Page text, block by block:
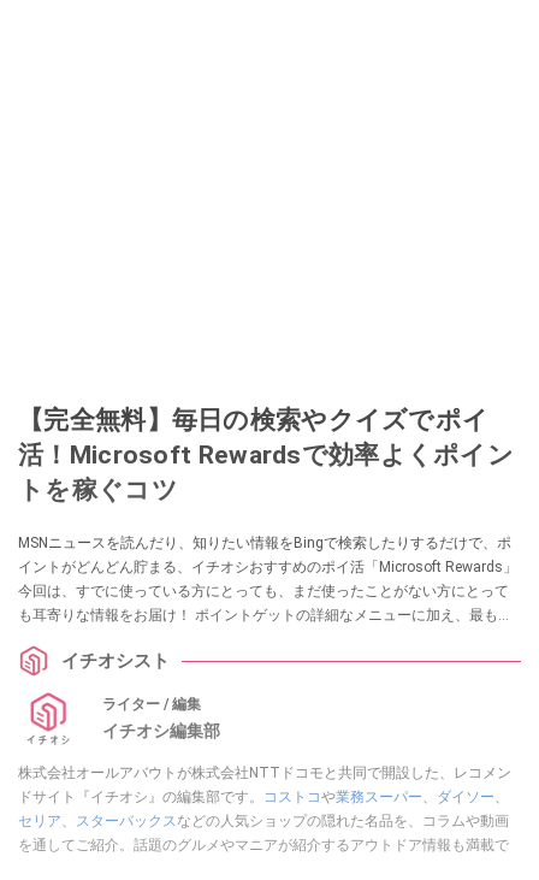
【完全無料】毎日の検索やクイズでポイ
活！Microsoft Rewardsで効率よくポイン
トを稼ぐコツ
MSNニュースを読んだり、知りたい情報をBingで検索したりするだけで、ポ
イントがどんどん貯まる、イチオシおすすめのポイ活「Microsoft Rewards」
今回は、すでに使っている方にとっても、まだ使ったことがない方にとって
も耳寄りな情報をお届け！ ポイントゲットの詳細なメニューに加え、最も簡
機会にチェックしてみてください。
イチオシスト
ライター / 編集
イチオシ編集部
株式会社オールアバウトが株式会社NTTドコモと共同で開設した、レコメン
ドサイト『イチオシ』の編集部です。
コストコや業務スーパー、 ダイソー、
セリア、 スターバックスなどの人気ショップの隠れた名品を、コラムや動画
を通してご紹介。話題のグルメやマニアが紹介するアウトドア情報も満載で